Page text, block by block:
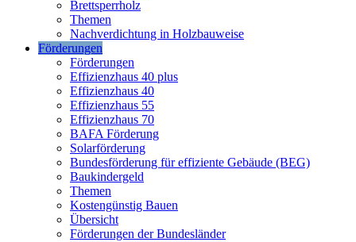
Brettsperrholz
Themen
Nachverdichtung in Holzbauweise
Förderungen
Förderungen
Effizienzhaus 40 plus
Effizienzhaus 40
Effizienzhaus 55
Effizienzhaus 70
BAFA Förderung
Solarförderung
Bundesförderung für effiziente Gebäude (BEG)
Baukindergeld
Themen
Kostengünstig Bauen
Übersicht
Förderungen der Bundesländer